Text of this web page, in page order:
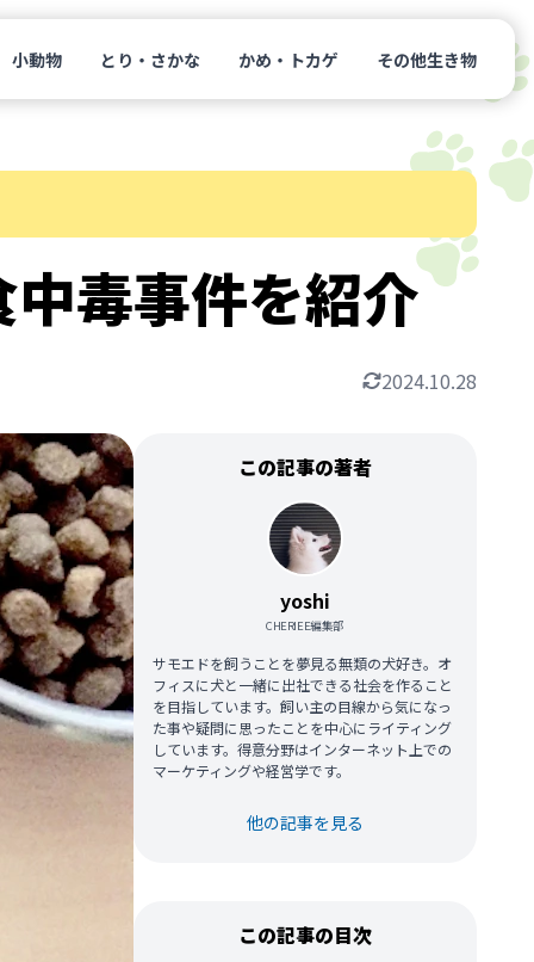
小動物 とり・さかな かめ・トカゲ その他生き物
毒事件を紹介
2024.10.28
この記事の著者
yoshi
CHERIEE編集部
サモエドを飼うことを夢見る無類の犬好き。オ
フィスに犬と一緒に出社できる社会を作ること
を目指しています。飼い主の目線から気になっ
た事や疑問に思ったことを中心にライティング
しています。得意分野はインターネット上での
マーケティングや経営学です。
他の記事を見る
この記事の目次